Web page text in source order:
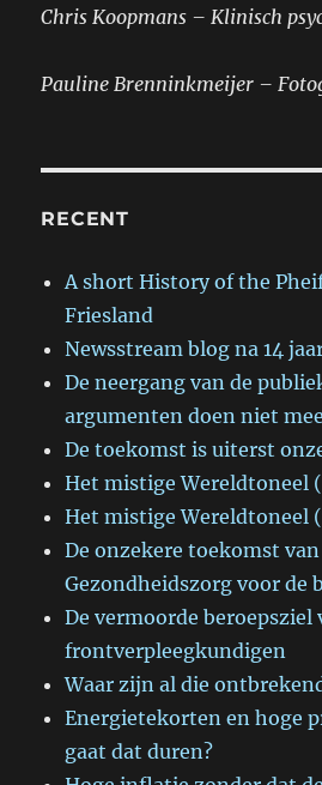
Chris Koopmans – Klinisch
Pauline Brenninkmeijer –
RECENT
A short History of the
Friesland
Newsstream blog na 14
De neergang van de
argumenten doen niet
De toekomst is uiterst
Het mistige Wereldtoneel
Het mistige Wereldtoneel
De onzekere toekomst van
Gezondheidszorg voor de
De vermoorde beroepsziel
frontverpleegkundigen
Waar zijn al die
Energietekorten en hoge
gaat dat duren?